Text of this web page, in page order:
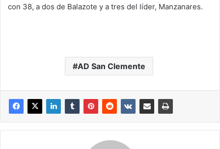
con 38, a dos de Balazote y a tres del líder, Manzanares.
AD San Clemente